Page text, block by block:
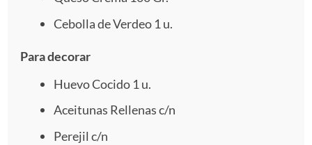
Cebolla de Verdeo 1 u.
Para decorar
Huevo Cocido 1 u.
Aceitunas Rellenas c/n
Perejil c/n